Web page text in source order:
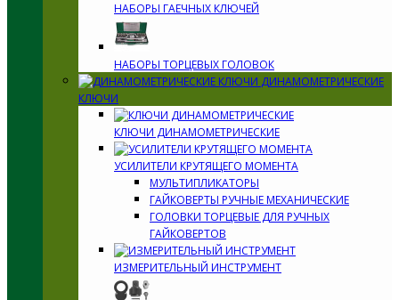
НАБОРЫ ГАЕЧНЫХ КЛЮЧЕЙ
НАБОРЫ ТОРЦЕВЫХ ГОЛОВОК
ДИНАМОМЕТРИЧЕСКИЕ
КЛЮЧИ
КЛЮЧИ ДИНАМОМЕТРИЧЕСКИЕ
УСИЛИТЕЛИ КРУТЯЩЕГО МОМЕНТА
МУЛЬТИПЛИКАТОРЫ
ГАЙКОВЕРТЫ РУЧНЫЕ МЕХАНИЧЕСКИЕ
ГОЛОВКИ ТОРЦЕВЫЕ ДЛЯ РУЧНЫХ
ГАЙКОВЕРТОВ
ИЗМЕРИТЕЛЬНЫЙ ИНСТРУМЕНТ